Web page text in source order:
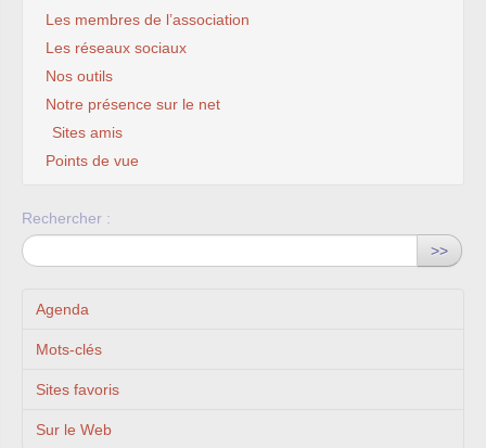
Les membres de l’association
Les réseaux sociaux
Nos outils
Notre présence sur le net
Sites amis
Points de vue
Rechercher :
>>
Agenda
Mots-clés
Sites favoris
Sur le Web